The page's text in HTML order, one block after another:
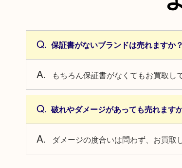
保証書がないブランドは売れますか？
もちろん保証書がなくてもお買取し
破れやダメージがあっても売れます
ダメージの度合いは問わず、お買取